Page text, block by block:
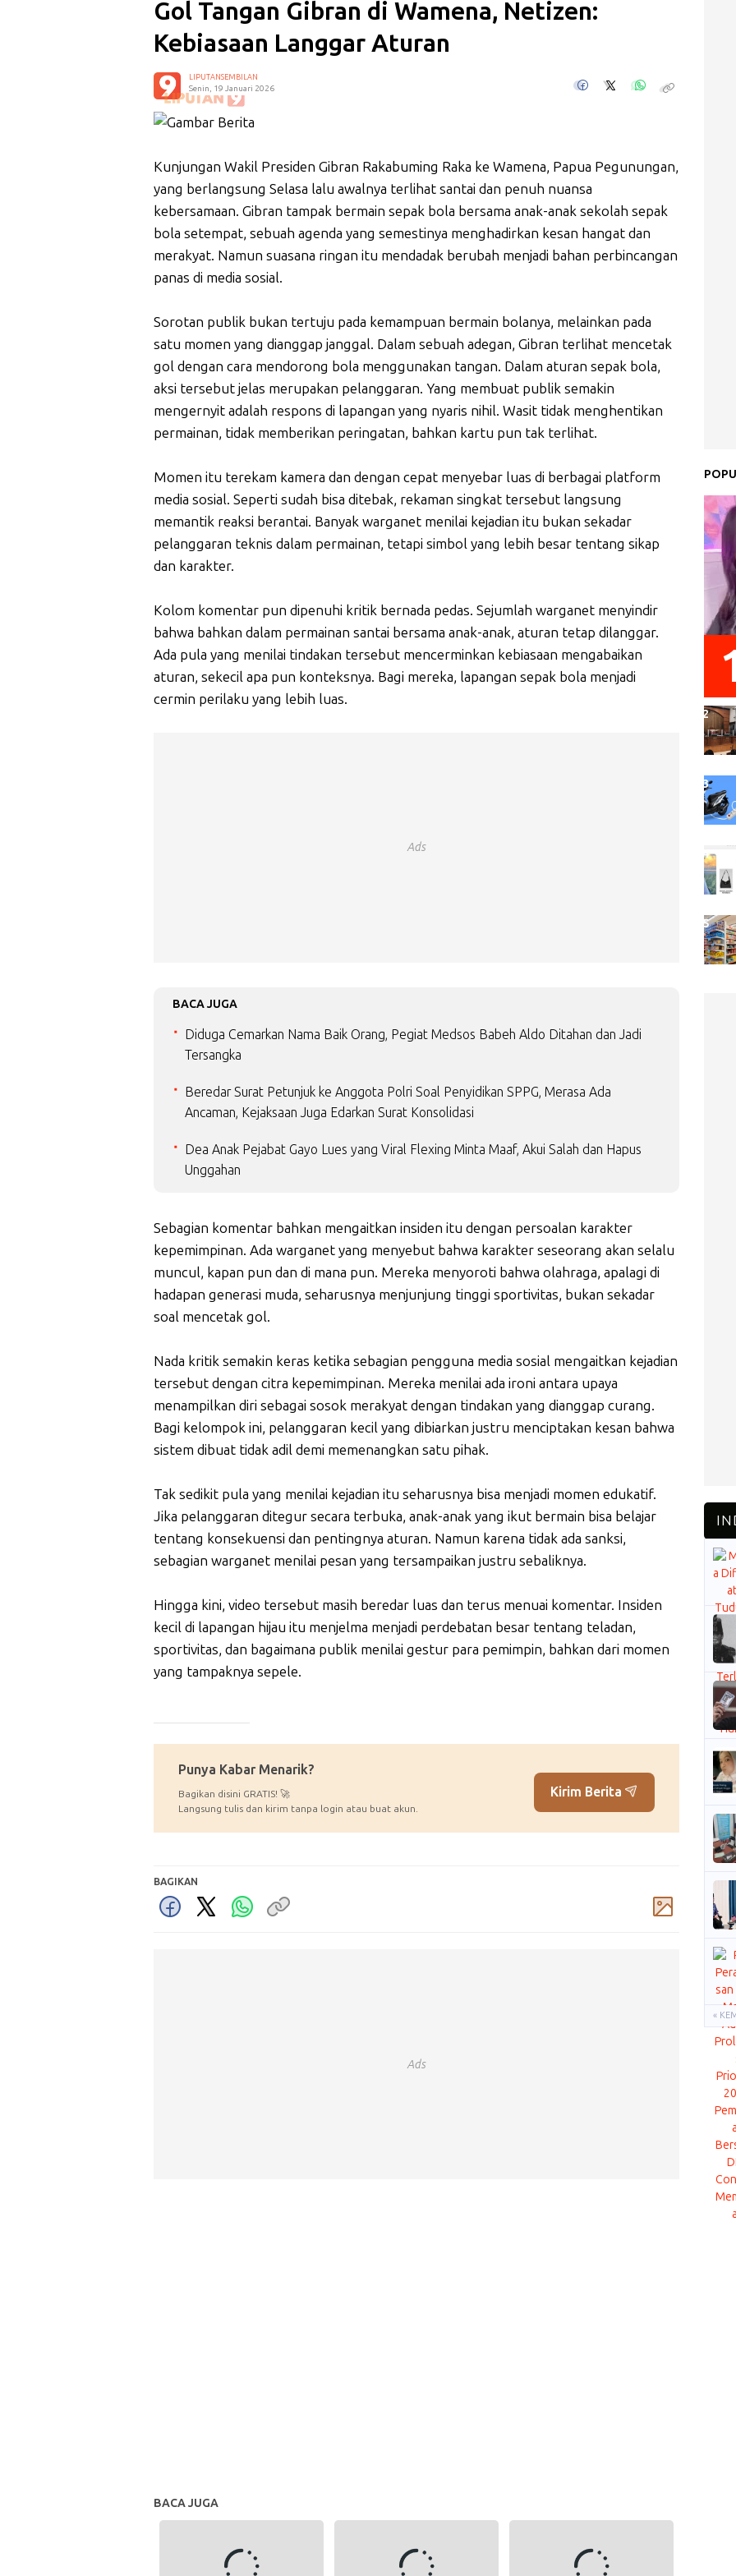
Gol Tangan Gibran di Wamena, Netizen:
Kebiasaan Langgar Aturan
LIPUTANSEMBILAN
Senin, 19 Januari 2026
Kunjungan Wakil Presiden Gibran Rakabuming Raka ke Wamena, Papua Pegunungan,
yang berlangsung Selasa lalu awalnya terlihat santai dan penuh nuansa
kebersamaan. Gibran tampak bermain sepak bola bersama anak-anak sekolah sepak
bola setempat, sebuah agenda yang semestinya menghadirkan kesan hangat dan
merakyat. Namun suasana ringan itu mendadak berubah menjadi bahan perbincangan
panas di media sosial.
Sorotan publik bukan tertuju pada kemampuan bermain bolanya, melainkan pada
satu momen yang dianggap janggal. Dalam sebuah adegan, Gibran terlihat mencetak
gol dengan cara mendorong bola menggunakan tangan. Dalam aturan sepak bola,
aksi tersebut jelas merupakan pelanggaran. Yang membuat publik semakin
mengernyit adalah respons di lapangan yang nyaris nihil. Wasit tidak menghentikan
permainan, tidak memberikan peringatan, bahkan kartu pun tak terlihat.
Momen itu terekam kamera dan dengan cepat menyebar luas di berbagai platform
media sosial. Seperti sudah bisa ditebak, rekaman singkat tersebut langsung
memantik reaksi berantai. Banyak warganet menilai kejadian itu bukan sekadar
pelanggaran teknis dalam permainan, tetapi simbol yang lebih besar tentang sikap
dan karakter.
Kolom komentar pun dipenuhi kritik bernada pedas. Sejumlah warganet menyindir
bahwa bahkan dalam permainan santai bersama anak-anak, aturan tetap dilanggar.
Ada pula yang menilai tindakan tersebut mencerminkan kebiasaan mengabaikan
aturan, sekecil apa pun konteksnya. Bagi mereka, lapangan sepak bola menjadi
cermin perilaku yang lebih luas.
Ads
BACA JUGA
Diduga Cemarkan Nama Baik Orang, Pegiat Medsos Babeh Aldo Ditahan dan Jadi
Tersangka
Beredar Surat Petunjuk ke Anggota Polri Soal Penyidikan SPPG, Merasa Ada
Ancaman, Kejaksaan Juga Edarkan Surat Konsolidasi
Dea Anak Pejabat Gayo Lues yang Viral Flexing Minta Maaf, Akui Salah dan Hapus
Unggahan
Sebagian komentar bahkan mengaitkan insiden itu dengan persoalan karakter
kepemimpinan. Ada warganet yang menyebut bahwa karakter seseorang akan selalu
muncul, kapan pun dan di mana pun. Mereka menyoroti bahwa olahraga, apalagi di
hadapan generasi muda, seharusnya menjunjung tinggi sportivitas, bukan sekadar
soal mencetak gol.
Nada kritik semakin keras ketika sebagian pengguna media sosial mengaitkan kejadian
tersebut dengan citra kepemimpinan. Mereka menilai ada ironi antara upaya
menampilkan diri sebagai sosok merakyat dengan tindakan yang dianggap curang.
Bagi kelompok ini, pelanggaran kecil yang dibiarkan justru menciptakan kesan bahwa
sistem dibuat tidak adil demi memenangkan satu pihak.
Tak sedikit pula yang menilai kejadian itu seharusnya bisa menjadi momen edukatif.
Jika pelanggaran ditegur secara terbuka, anak-anak yang ikut bermain bisa belajar
tentang konsekuensi dan pentingnya aturan. Namun karena tidak ada sanksi,
sebagian warganet menilai pesan yang tersampaikan justru sebaliknya.
Hingga kini, video tersebut masih beredar luas dan terus menuai komentar. Insiden
kecil di lapangan hijau itu menjelma menjadi perdebatan besar tentang teladan,
sportivitas, dan bagaimana publik menilai gestur para pemimpin, bahkan dari momen
yang tampaknya sepele.
Punya Kabar Menarik?
Bagikan disini GRATIS! 🚀
Langsung tulis dan kirim tanpa login atau buat akun.
Kirim Berita
BAGIKAN
Ads
BACA JUGA
«